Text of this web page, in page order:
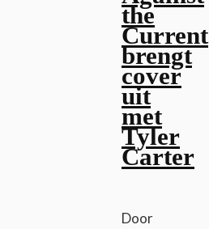
the
Current
brengt
cover
uit
met
Tyler
Carter
Door